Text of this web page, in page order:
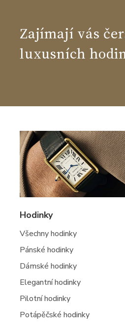
Zajímají vás
luxusních
Hodinky
Všechny hodinky
Pánské hodinky
Dámské hodinky
Elegantní hodinky
Pilotní hodinky
Potápěčské hodinky